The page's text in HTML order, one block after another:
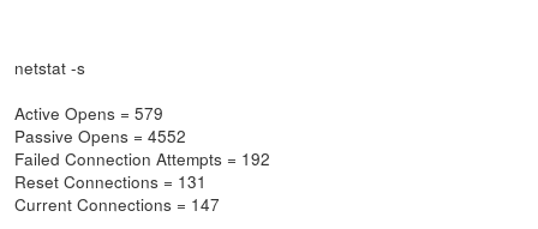
netstat -s
Active Opens = 579
Passive Opens = 4552
Failed Connection Attempts = 192
Reset Connections = 131
Current Connections = 147